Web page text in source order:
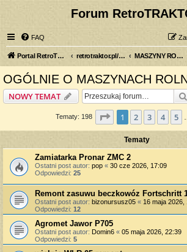
Forum
FAQ
Portal RetroTRAKTOR.pl retrotraktor.pl/forum MASZYNY ROLNICZE
OGÓLNIE O MASZYNACH
NOWY TEMAT
Tematy: 198 Strona z8
1 2 3 4 5
Tematy
Zamiatarka Pronar ZMC 2
Ostatni post autor: pop « 30 cze 2026, 17:09
Odpowiedzi: 25
Remont zasuwu beczkowóz Fortschritt
Ostatni post autor: bizonursusz05 « 16 maja 2026,
Odpowiedzi: 12
Agromet Jawor P705
Ostatni post autor: Domin6 « 05 maja 2026, 22:39
Odpowiedzi: 5